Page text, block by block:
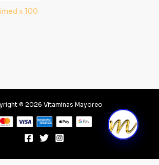
x 100
© 2026 Vitaminas Mayoreo